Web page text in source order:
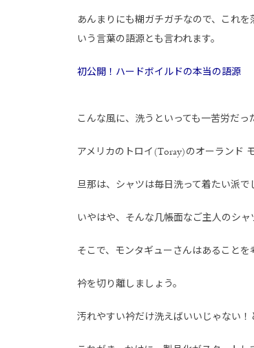
あんまりにも糊ガチガチなので、これ
いう言葉の語源とも言われます。
初公開！ハードボイルドの本当の語源
こんな風に、洗うといっても一苦労だっ
アメリカのトロイ(Toray)のオーランド
旦那は、シャツは毎日洗って着たい派で
いやはや、そんな几帳面なご主人のシャ
そこで、モンタギューさんはあることを
衿を切り離しましょう。
汚れやすい衿だけ洗えばいいじゃない！